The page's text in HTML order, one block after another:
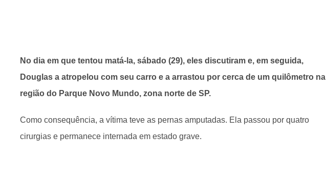
No dia em que tentou matá-la, sábado (29), eles discutiram e, em seguida,
Douglas a atropelou com seu carro e a arrastou por cerca de um quilômetro na
região do Parque Novo Mundo, zona norte de SP.
Como consequência, a vítima teve as pernas amputadas. Ela passou por quatro
cirurgias e permanece internada em estado grave.